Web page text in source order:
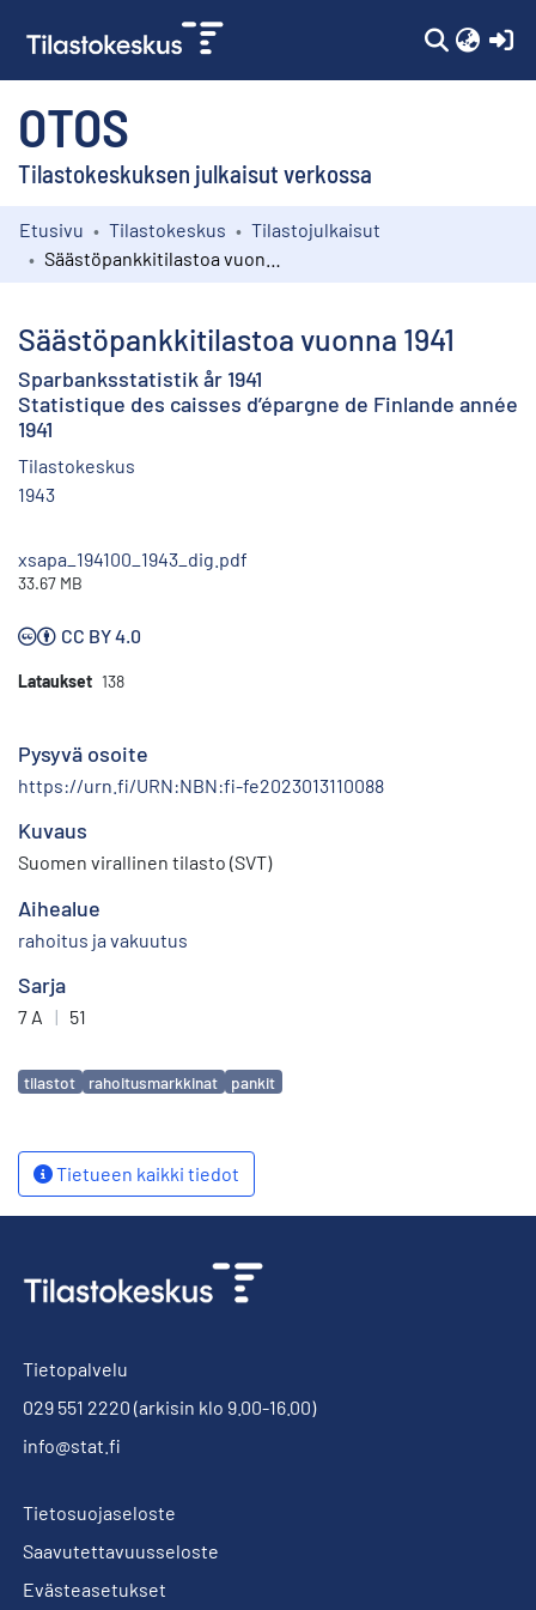
OTOS
Tilastokeskuksen julkaisut verkossa
Kokoelmat
Etusivu Tilastokeskus
Tilastojulkaisut
Säästöpankkitilastoa vuonna 1941
Sparbanksstatistik år 1941
Statistique des caisses d’épargne de Finlande année
1941
Tilastokeskus
1943
xsapa_194100_1943_dig.pdf
33.67 MB
CC BY 4.0
Lataukset 138
Pysyvä osoite
https://urn.fi/URN:NBN:fi-fe2023013110088
Kuvaus
Suomen virallinen tilasto (SVT)
Aihealue
rahoitus ja vakuutus
Sarja
7 A | 51
Avainsanat
tilastot rahoitusmarkkinat pankit
Tietueen kaikki tiedot
Tietopalvelu
029 551 2220 (arkisin klo 9.00-16.00)
info@stat.fi
Tietosuojaseloste
Saavutettavuusseloste
Evästeasetukset